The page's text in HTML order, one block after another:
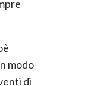
modo
di